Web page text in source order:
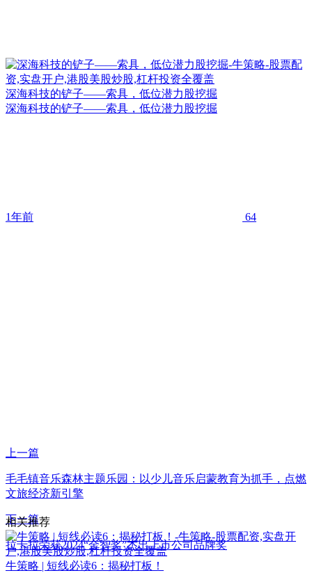
深海科技的铲子——索具，低位潜力股挖掘
深海科技的铲子——索具，低位潜力股挖掘
1年前 64
上一篇
毛毛镇音乐森林主题乐园：以少儿音乐启蒙教育为抓手，点燃
文旅经济新引擎
下一篇
拉卡拉荣获2024“金智奖”杰出上市公司品牌奖
相关推荐
牛策略 | 短线必读6：揭秘打板！